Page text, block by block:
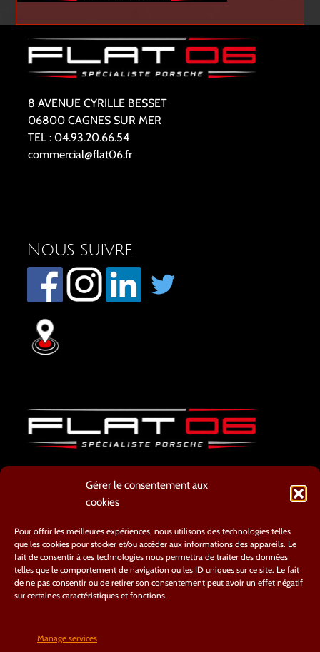
Gérer le consentement aux
cookies
Pour offrir les meilleures expériences, nous utilisons des technologies telles
que les cookies pour stocker et/ou accéder aux informations des appareils. Le
fait de consentir à ces technologies nous permettra de traiter des données
telles que le comportement de navigation ou les ID uniques sur ce site. Le fait
de ne pas consentir ou de retirer son consentement peut avoir un effet négatif
sur certaines caractéristiques et fonctions.
Manage services
8 AVENUE CYRILLE BESSET
06800 CAGNES SUR MER
TEL : 04.93.20.66.54
commercial@flat06.fr
Nous suivre
8 AVENUE CYRILLE BESSET
TEL : 04.93.20.66.54
contact@flat06.fr
Nous suivre